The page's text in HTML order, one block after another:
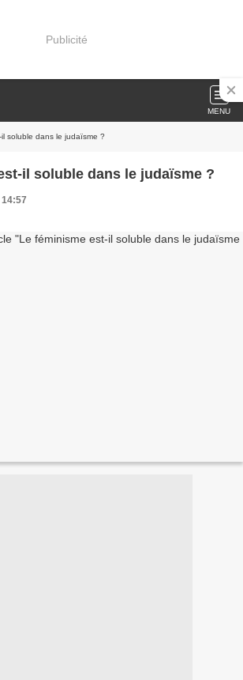
Publicité
MENU
soluble dans le judaïsme ?
il soluble dans le judaïsme ?